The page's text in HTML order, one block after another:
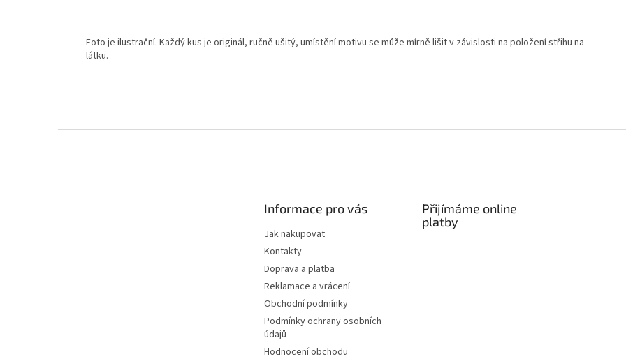
Foto je ilustrační. Každý kus je originál, ručně ušitý, umístění motivu se může mírně lišit v závislosti na položení střihu na
látku.
Informace pro vás
Jak nakupovat
Kontakty
Doprava a platba
Reklamace a vrácení
Obchodní podmínky
Podmínky ochrany osobních
údajů
Hodnocení obchodu
Přijímáme online
platby